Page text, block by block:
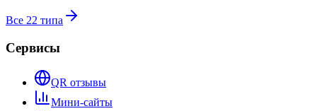
Все 22 типа
Сервисы
QR отзывы
Мини-сайты